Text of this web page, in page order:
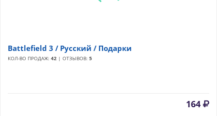
Battlefield 3 / Русский / Подарки
КОЛ-ВО ПРОДАЖ: 42 | ОТЗЫВОВ: 5
164